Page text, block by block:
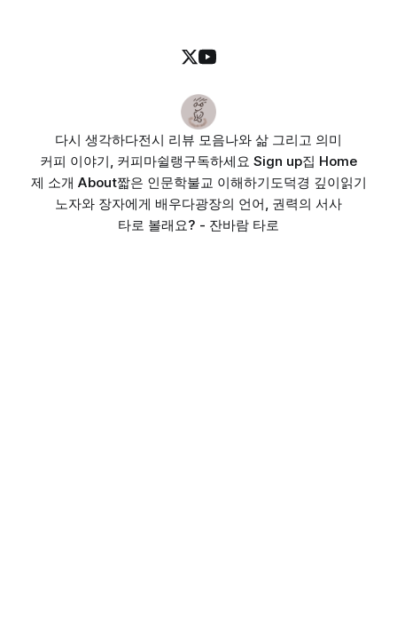
다시 생각하다전시 리뷰 모음나와 삶 그리고 의미
커피 이야기, 커피마쉴랭구독하세요 Sign up집 Home
제 소개 About짧은 인문학불교 이해하기도덕경 깊이읽기
노자와 장자에게 배우다광장의 언어, 권력의 서사
타로 볼래요? - 잔바람 타로